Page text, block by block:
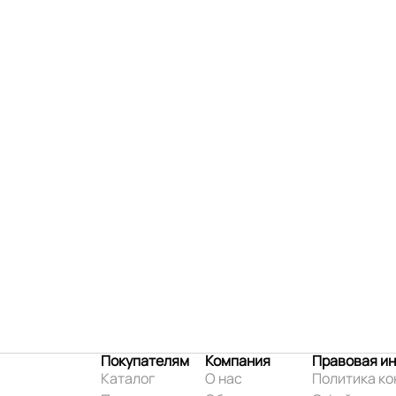
Покупателям
Каталог
Компания
О нас
Правовая
Политика